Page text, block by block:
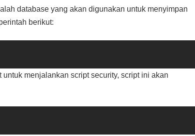
database yang akan digunakan untuk menyimpan
berikut:
menjalankan script security, script ini akan